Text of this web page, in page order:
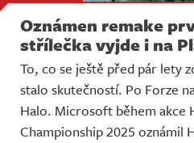
Oznámen remake
střílečka vyjde i na
To, co se ještě před pár lety
stalo skutečností. Po Forze
Halo. Microsoft během akce
Championship 2025 oznámil